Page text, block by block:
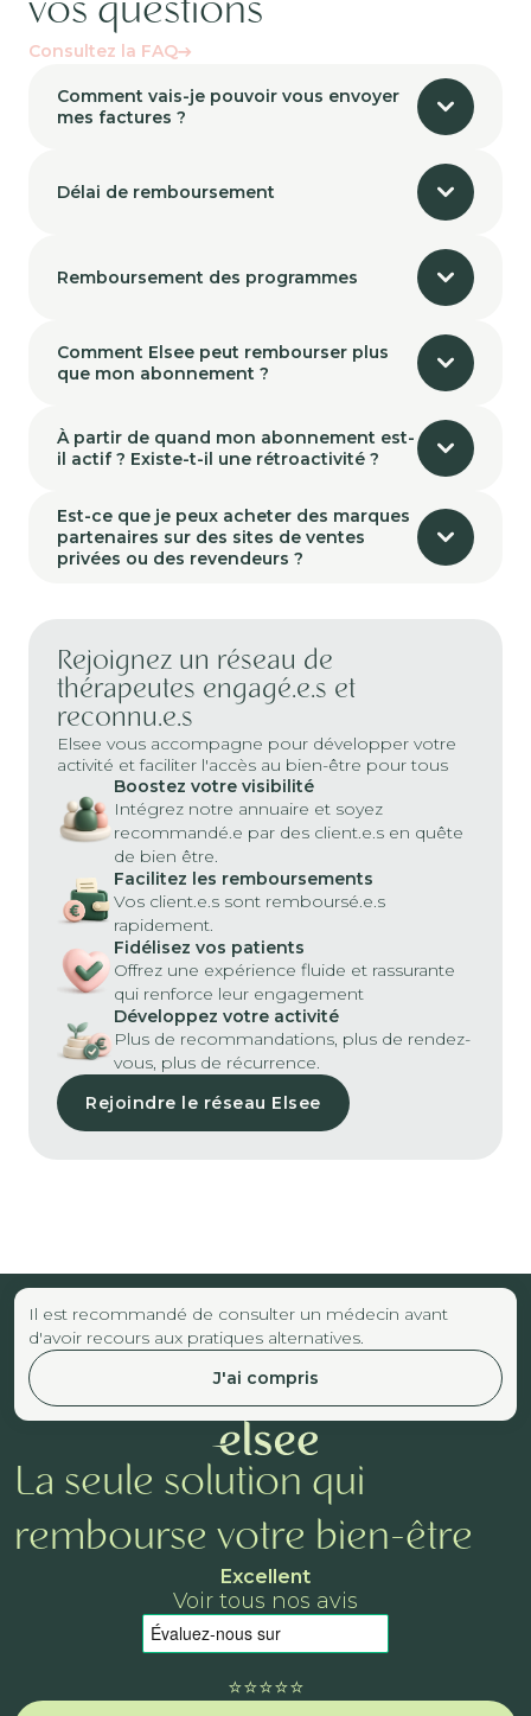
vos questions
Consultez la FAQ
Comment vais-je pouvoir vous envoyer
mes factures ?
Délai de remboursement
Remboursement des programmes
Comment Elsee peut rembourser plus
que mon abonnement ?
À partir de quand mon abonnement est-
il actif ? Existe-t-il une rétroactivité ?
Est-ce que je peux acheter des marques
partenaires sur des sites de ventes
privées ou des revendeurs ?
Rejoignez un réseau de
thérapeutes engagé.e.s et
reconnu.e.s
Elsee vous accompagne pour développer votre
activité et faciliter l'accès au bien-être pour tous
Boostez votre visibilité
Intégrez notre annuaire et soyez
recommandé.e par des client.e.s en quête
de bien être.
Facilitez les remboursements
Vos client.e.s sont remboursé.e.s
rapidement.
Fidélisez vos patients
Offrez une expérience fluide et rassurante
qui renforce leur engagement
Développez votre activité
Plus de recommandations, plus de rendez-
vous, plus de récurrence.
Rejoindre le réseau Elsee
Il est recommandé de consulter un médecin avant
d'avoir recours aux pratiques alternatives.
J'ai compris
La seule solution qui
rembourse votre bien-être
Excellent
Voir tous nos avis
⭐️⭐️⭐️⭐️⭐️